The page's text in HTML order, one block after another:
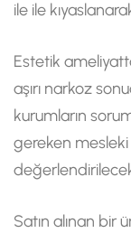
ile ile
Estetik
aşırı narkoz
kurumların
gereken
Satın alınan bir